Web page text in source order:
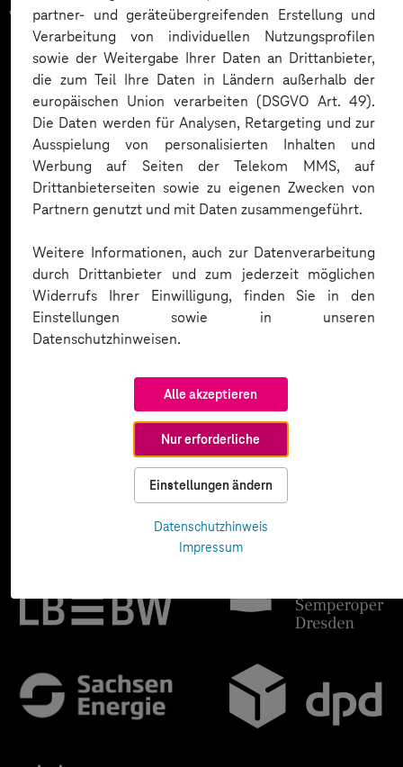
partner- und geräteübergreifenden Erstellung und
Verarbeitung von individuellen Nutzungsprofilen
sowie der Weitergabe Ihrer Daten an Drittanbieter,
die zum Teil Ihre Daten in Ländern außerhalb der
europäischen Union verarbeiten (DSGVO Art. 49).
Die Daten werden für Analysen, Retargeting und zur
Ausspielung von personalisierten Inhalten und
Werbung auf Seiten der Telekom MMS, auf
Drittanbieterseiten sowie zu eigenen Zwecken von
Partnern genutzt und mit Daten zusammengeführt.
Weitere Informationen, auch zur Datenverarbeitung
durch Drittanbieter und zum jederzeit möglichen
Widerrufs Ihrer Einwilligung, finden Sie in den
Einstellungen sowie in unseren
Datenschutzhinweisen.
Alle akzeptieren
Nur erforderliche
Einstellungen ändern
Datenschutzhinweis
Impressum
vertrauen auf unsere
Expertise. Hier eine Auswahl: